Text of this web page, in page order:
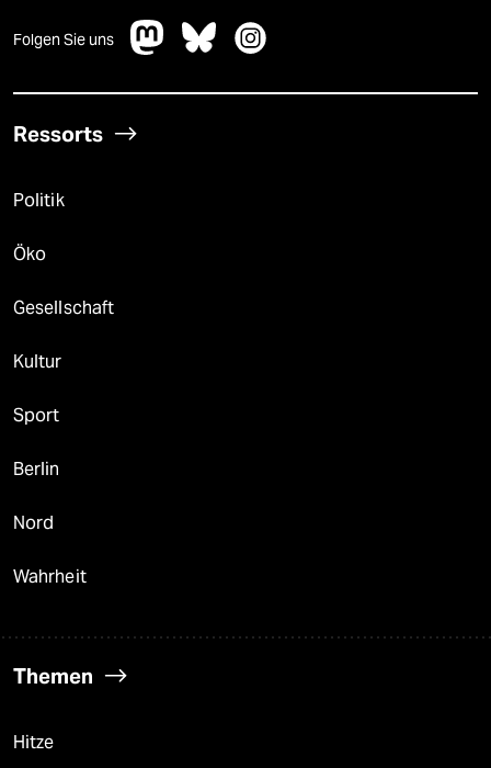
Folgen Sie uns
Ressorts
Politik
Öko
Gesellschaft
Kultur
Sport
Berlin
Nord
Wahrheit
Themen
Hitze